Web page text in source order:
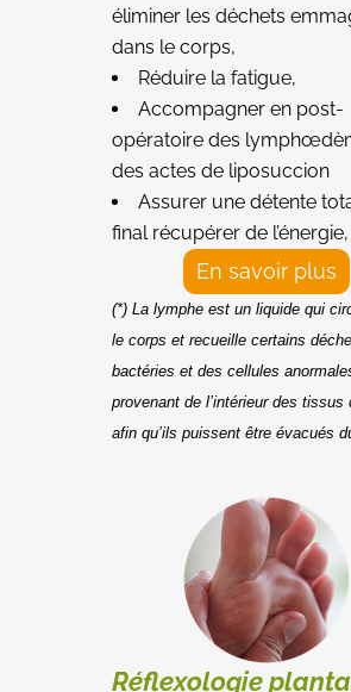
éliminer les déchets
dans le corps,
Réduire la fatigue,
Accompagner en post-
opératoire des
des actes de liposuccion
Assurer une détente
final récupérer de l’énergie,
En savoir plus
(*) La lymphe est un liquide qui
le corps et recueille certains
bactéries et des cellules
provenant de l’intérieur des tissus
afin qu’ils puissent être évacués
Réflexologie